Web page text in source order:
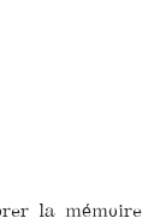
la mémoire